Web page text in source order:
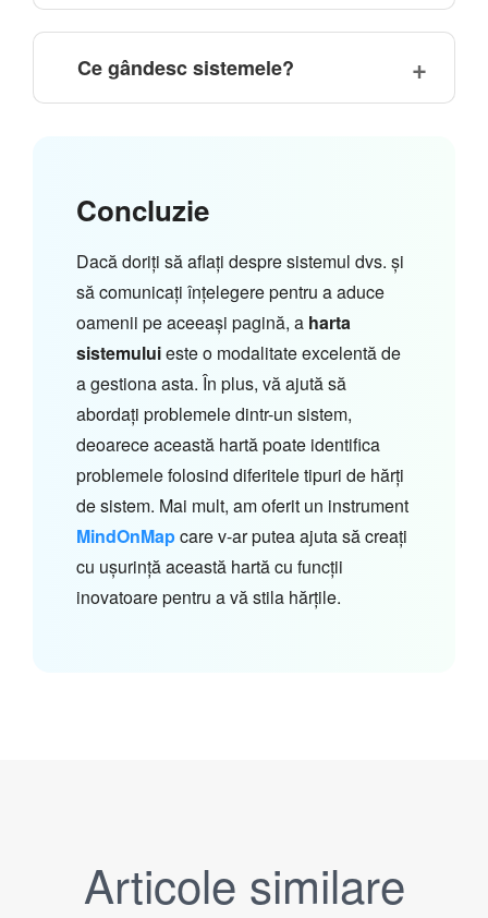
Ce gândesc sistemele?
Concluzie
Dacă doriți să aflați despre sistemul dvs. și
să comunicați înțelegere pentru a aduce
oamenii pe aceeași pagină, a harta
sistemuluieste o modalitate excelentă de
a gestiona asta. În plus, vă ajută să
abordați problemele dintr-un sistem,
deoarece această hartă poate identifica
problemele folosind diferitele tipuri de hărți
de sistem. Mai mult, am oferit un instrument
MindOnMapcare v-ar putea ajuta să creați
cu ușurință această hartă cu funcții
inovatoare pentru a vă stila hărțile.
Articole similare